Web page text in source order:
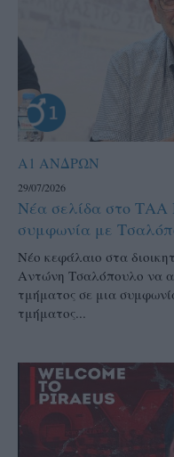
Α1 ΑΝΔΡΩΝ
29/07/2026
Νέα σελίδα στο ΤΑΑ
συμφωνία με
Νέο κεφάλαιο στα
Αντώνη Τσαλόπουλο να
τμήματος σε μια
τμήματος...